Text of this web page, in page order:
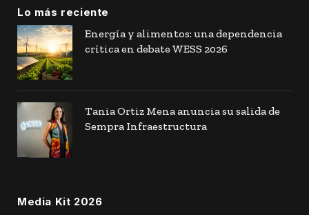
Lo más reciente
Energía y alimentos: una dependencia
crítica en debate WESS 2026
Tania Ortiz Mena anuncia su salida de
Sempra Infraestructura
Media Kit 2026